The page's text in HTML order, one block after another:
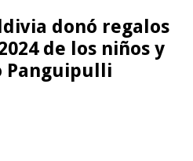
donó regalos
de los niños y
Panguipulli